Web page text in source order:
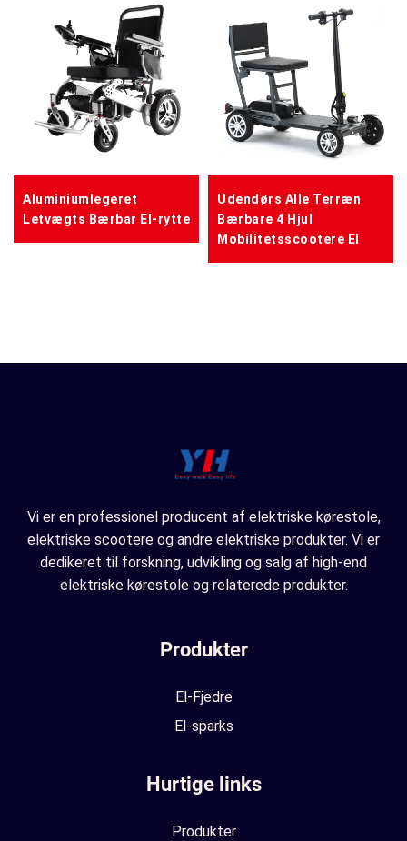
Aluminiumlegeret
Letvægts Bærbar El-rytte
Udendørs Alle Terræn
Bærbare 4 Hjul
Mobilitetsscootere El
Vi er en professionel producent af elektriske kørestole,
elektriske scootere og andre elektriske produkter. Vi er
dedikeret til forskning, udvikling og salg af high-end
elektriske kørestole og relaterede produkter.
Produkter
El-Fjedre
El-sparks
Hurtige links
Produkter